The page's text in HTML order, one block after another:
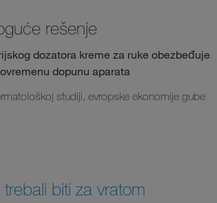
rešenje
dozatora kreme za ruke obezbeđuje
dopunu aparata
studiji, evropske ekonomije gube
biti za vratom